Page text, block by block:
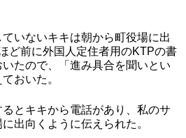
いないキキは朝から町役場に出
ど前に外国人定住者用のKTPの書
たので、「進み具合を聞いとい
おいた。
とキキから電話があり、私のサ
出向くように伝えられた。